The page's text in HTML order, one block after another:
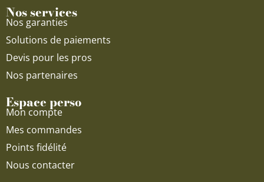
Nos services
Nos garanties
Solutions de paiements
Devis pour les pros
Nos partenaires
Espace perso
Mon compte
Mes commandes
Points fidélité
Nous contacter